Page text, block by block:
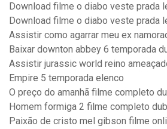
Download filme o diabo veste prada
Download filme o diabo veste prada
Assistir como agarrar meu ex
Baixar downton abbey 6 temporada
Assistir jurassic world reino
Empire 5 temporada elenco
O preço do amanhã filme completo
Homem formiga 2 filme completo
Paixão de cristo mel gibson filme